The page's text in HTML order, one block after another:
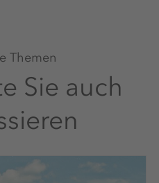
Themen
Sie auch